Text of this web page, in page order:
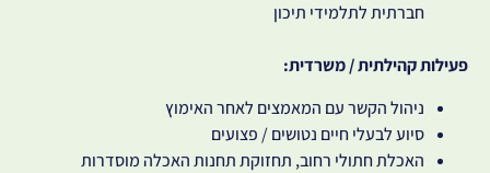
חברתית לתלמידי תיכון
פעילות קהילתית / משרדית:
ניהול הקשר עם המאמצים לאחר האימוץ
סיוע לבעלי חיים נטושים / פצועים
האכלת חתולי רחוב, תחזוקת תחנות האכלה מוסדרות